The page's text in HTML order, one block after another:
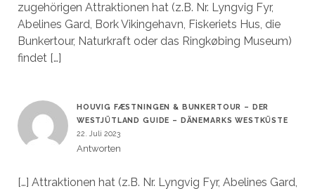
zugehörigen Attraktionen hat (z.B. Nr. Lyngvig Fyr,
Abelines Gard, Bork Vikingehavn, Fiskeriets Hus, die
Bunkertour, Naturkraft oder das Ringkøbing Museum)
findet […]
HOUVIG FÆSTNINGEN & BUNKERTOUR – DER
WESTJÜTLAND GUIDE – DÄNEMARKS WESTKÜSTE
22. Juli 2023
Antworten
[…] Attraktionen hat (z.B. Nr. Lyngvig Fyr, Abelines Gard,